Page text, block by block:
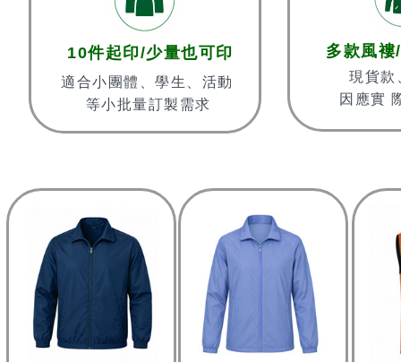
10件起印/少量也可印
適合小團體、學生、活動
等小批量訂製需求
多款風
現貨款
因應實